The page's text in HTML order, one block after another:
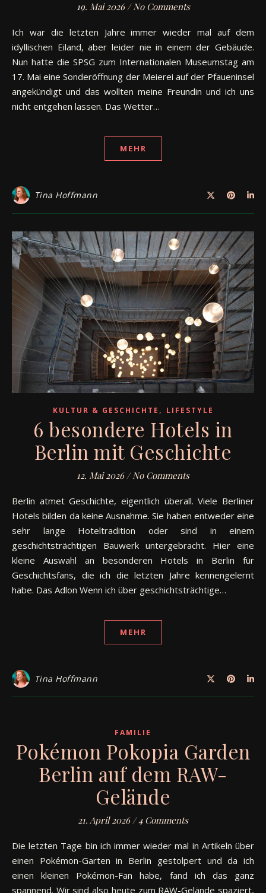
19. Mai 2026 / No Comments
Ich war die letzten Jahre immer wieder mal auf dem
idyllischen Eiland, aber leider nie in einem der Gebäude.
Nun hatte die SPSG zum Internationalen Museumstag am
17. Mai eine Sonderöffnung der Meierei auf der Pfaueninsel
angekündigt und das wollten meine Freundin und ich uns
nicht entgehen lassen. Das Wetter…
MEHR
Tina Hoffmann
KULTUR & GESCHICHTE , LIFESTYLE
6 besondere Hotels in
Berlin mit Geschichte
12. Mai 2026 / No Comments
Berlin atmet Geschichte, eigentlich überall. Viele Berliner
Hotels bilden da keine Ausnahme. Sie haben entweder eine
sehr lange Hoteltradition oder sind in einem
geschichtsträchtigen Bauwerk untergebracht. Hier eine
kleine Auswahl an besonderen Hotels in Berlin für
Geschichtsfans, die ich die letzten Jahre kennengelernt
habe. Das Adlon Wenn ich über geschichtsträchtige…
MEHR
Tina Hoffmann
FAMILIE
Pokémon Pokopia Garden
Berlin auf dem RAW-
Gelände
21. April 2026 / 4 Comments
Die letzten Tage bin ich immer wieder mal in Artikeln über
einen Pokémon-Garten in Berlin gestolpert und da ich
einen kleinen Pokémon-Fan habe, fand ich das ganz
spannend. Wir sind also heute zum RAW-Gelände spaziert,